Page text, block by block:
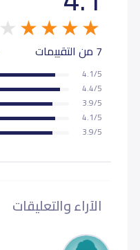
7 من التقييمات
4.1/5
4.4/5
3.9/5
4.1/5
3.9/5
الآراء والتعليقات